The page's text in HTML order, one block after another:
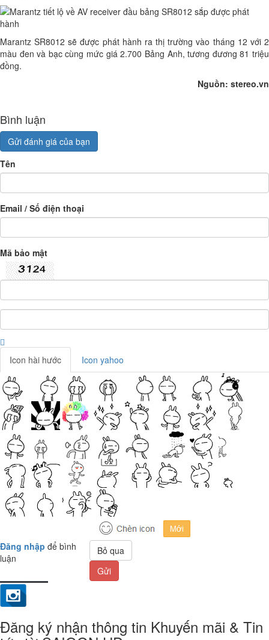
Marantz SR8012 sẽ được phát hành ra thị trường vào tháng 12 với 2
màu đen và bạc cùng mức giá 2.700 Bảng Anh, tương đương 81 triệu
đồng.
Nguồn: stereo.vn
Bình luận
Gửi đánh giá của bạn
Tên
Email / Số điện thoại
Mã bảo mật
Icon hài hước Icon yahoo
Đăng nhập để bình
luận
Bỏ qua
Gửi
Đăng ký nhận thông tin Khuyến mãi & Tin